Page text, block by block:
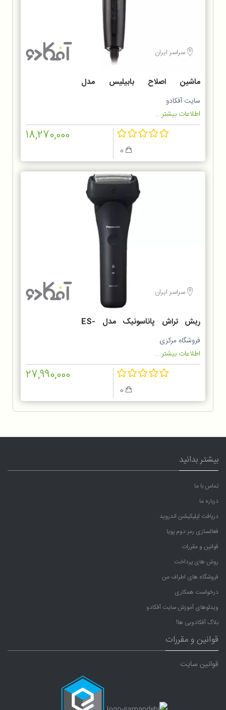
سراسر ایران
ماشین اصلاح بابیلیس مدل
MT727SDE
سایت آفکادو
اطلاعات بیشتر...
18,270,000
سراسر ایران
ریش تراش پاناسونیک مدل ES-
LT2B
فروشگاه مرکزی
اطلاعات بیشتر...
27,990,000
بیشتر بدانید
تماس با ما
درباره ما
دریافت اپلیکیشن اندروید
فعالسازی رمز دوم پویا
قوانین و مقررات
روش های پرداخت
فروشگاه های اطراف من
درخواست همکاری
ویدئوهای آموزش سایت آفکادو
بلاگ آفکادویی ها!
قوانین و مقررات
قوانین سایت